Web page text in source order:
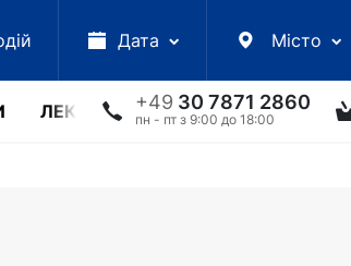
Дата Місто
+49 30 7871 2860
пн - пт з 9:00 до 18:00
ЛЕКЦІЇ УКРАЇНСЬКІ АРТИСТИ